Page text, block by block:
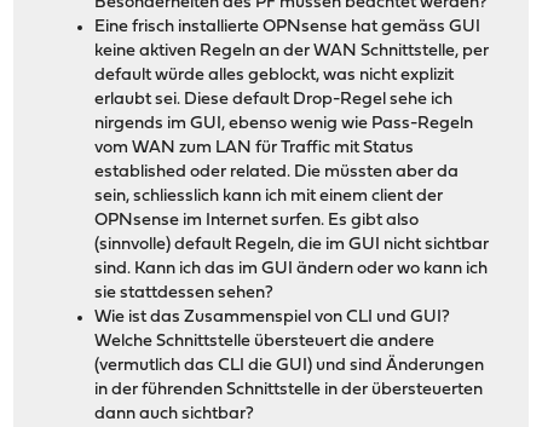
Eine frisch installierte OPNsense hat gemäss GUI
keine aktiven Regeln an der WAN Schnittstelle, per
default würde alles geblockt, was nicht explizit
erlaubt sei. Diese default Drop-Regel sehe ich
nirgends im GUI, ebenso wenig wie Pass-Regeln
vom WAN zum LAN für Traffic mit Status
established oder related. Die müssten aber da
sein, schliesslich kann ich mit einem client der
OPNsense im Internet surfen. Es gibt also
(sinnvolle) default Regeln, die im GUI nicht sichtbar
sind. Kann ich das im GUI ändern oder wo kann ich
sie stattdessen sehen?
Wie ist das Zusammenspiel von CLI und GUI?
Welche Schnittstelle übersteuert die andere
(vermutlich das CLI die GUI) und sind Änderungen
in der führenden Schnittstelle in der übersteuerten
dann auch sichtbar?